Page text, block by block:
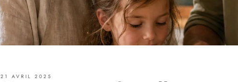
21 AVRIL 2025